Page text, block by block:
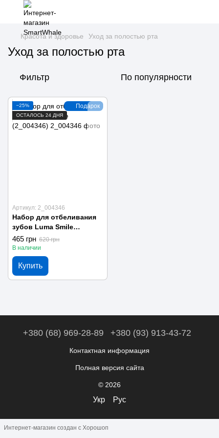
Красота и здоровье Уход за полостью рта
Уход за полостью рта
Фильтр По популярности
Подарок
−25%
ОСТАЛОСЬ 24 ДНЯ
Артикул: 2_004346
Набор для отбеливания
зубов Luma Smile
(2_004346)
465 грн 620 грн
В наличии
Купить
+380 (68) 969-28-89 +380 (93) 913-43-72
Контактная информация
Полная версия сайта
© 2026
Укр Рус
Интернет-магазин создан с Хорошоп